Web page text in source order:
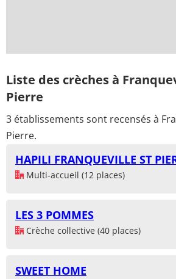
Liste des crèches à
Pierre
3 établissements sont recensés à
Pierre.
HAPILI FRANQUEVILLE ST
Multi-accueil (12 places)
LES 3 POMMES
Crèche collective (40 places)
SWEET HOME